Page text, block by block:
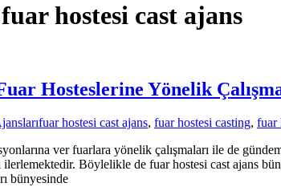
hostesi cast ajans
Hosteslerine Yönelik
fuar hostesi cast ajans, fuar hostesi casting, fuar
ver fuarlara yönelik çalışmaları ile de
ilerlemektedir. Böylelikle de fuar hostesi cast ajans
bünyesinde